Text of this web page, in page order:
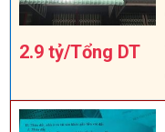
2.9 tỷ/Tổng DT